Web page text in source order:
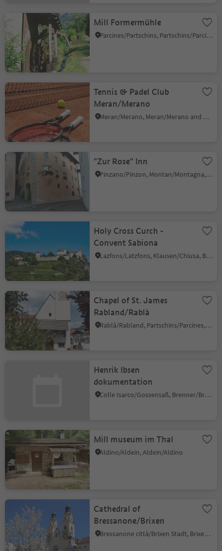
Mill Formermühle
Parcines/Partschins, Partschins/Parcines, Meran/Merano and environs
Tennis & Padel Club
Meran/Merano
Meran/Merano, Meran/Merano and environs
"Zur Rose" Inn
Pinzano/Pinzon, Montan/Montagna, Alto Adige Wine Road
Holy Cross Curch -
Convent Sabiona
Lazfons/Latzfons, Klausen/Chiusa, Brixen/Bressanone and environs
Chapel of St. James
Rabland/Rablà
Rablà/Rabland, Partschins/Parcines, Meran/Merano and environs
Henrik Ibsen
dokumentation
Colle Isarco/Gossensaß, Brenner/Brennero, Sterzing/Vipiteno and environs
Mill museum im Thal
Aldino/Aldein, Aldein/Aldino
Cathedral of
Bressanone/Brixen
Bressanone città/Brixen Stadt, Brixen/Bressanone, Brixen/Bressanone and environs